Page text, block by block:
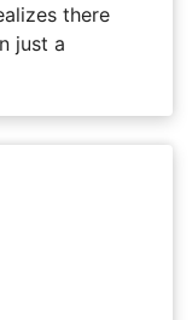
there
just a